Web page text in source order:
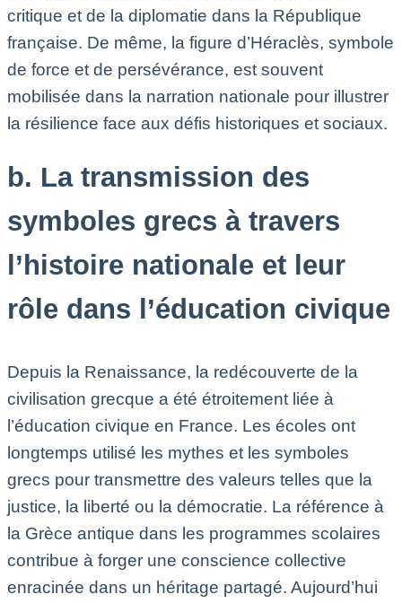
critique et de la diplomatie dans la République
française. De même, la figure d’Héraclès, symbole
de force et de persévérance, est souvent
mobilisée dans la narration nationale pour illustrer
la résilience face aux défis historiques et sociaux.
b. La transmission des
symboles grecs à travers
l’histoire nationale et leur
rôle dans l’éducation civique
Depuis la Renaissance, la redécouverte de la
civilisation grecque a été étroitement liée à
l’éducation civique en France. Les écoles ont
longtemps utilisé les mythes et les symboles
grecs pour transmettre des valeurs telles que la
justice, la liberté ou la démocratie. La référence à
la Grèce antique dans les programmes scolaires
contribue à forger une conscience collective
enracinée dans un héritage partagé. Aujourd’hui